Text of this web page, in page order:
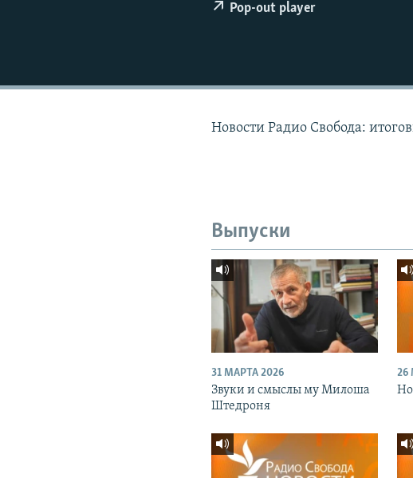
Pop-out player
Новости Радио Свобода:
Выпуски
31 МАРТА 2026
Звуки и смыслы му Милоша
Штедроня
26